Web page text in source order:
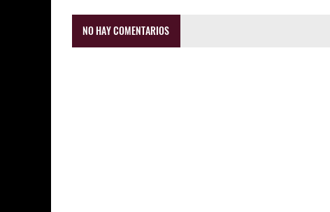
NO HAY COMENTARIOS